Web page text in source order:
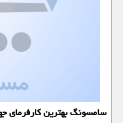
سامسونگ بهترین كارفرمای